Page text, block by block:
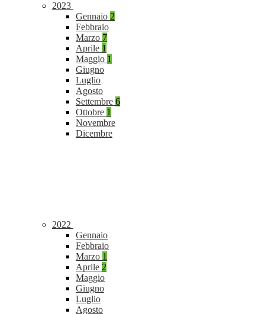
2023
Gennaio 2
Febbraio
Marzo 7
Aprile 1
Maggio 1
Giugno
Luglio
Agosto
Settembre 6
Ottobre 1
Novembre
Dicembre
2022
Gennaio
Febbraio
Marzo 1
Aprile 2
Maggio
Giugno
Luglio
Agosto